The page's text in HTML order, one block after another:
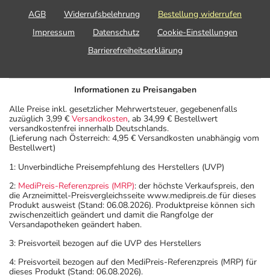
AGB Widerrufsbelehrung
Bestellung widerrufen
Impressum
Datenschutz
Cookie-Einstellungen
Barrierefreiheitserklärung
Informationen zu Preisangaben
Alle Preise inkl. gesetzlicher Mehrwertsteuer, gegebenenfalls
zuzüglich 3,99 € Versandkosten, ab 34,99 € Bestellwert
versandkostenfrei innerhalb Deutschlands.
(Lieferung nach Österreich: 4,95 € Versandkosten unabhängig vom
Bestellwert)
1: Unverbindliche Preisempfehlung des Herstellers (UVP)
2: MediPreis-Referenzpreis (MRP): der höchste Verkaufspreis, den
die Arzneimittel-Preisvergleichsseite www.medipreis.de für dieses
Produkt ausweist (Stand: 06.08.2026). Produktpreise können sich
zwischenzeitlich geändert und damit die Rangfolge der
Versandapotheken geändert haben.
3: Preisvorteil bezogen auf die UVP des Herstellers
4: Preisvorteil bezogen auf den MediPreis-Referenzpreis (MRP) für
dieses Produkt (Stand: 06.08.2026).